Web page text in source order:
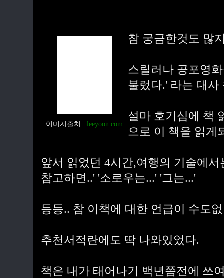
이미지출처 : leeyoon.com
참 궁금한것도 많
스릴러나 공포영
불렀다.' 라는 대
설마 호기심에 책
으로 이 책을 읽게
앞서 읽었던 4시간,여행의 기술에
참고하면..' '소로우는...' '그는...'
등등.. 참 이책에 대한 언급이 수도
추천서적란에도 딱 나와있었다.
책은 내가 태어나기 백년쯤전에 쓰